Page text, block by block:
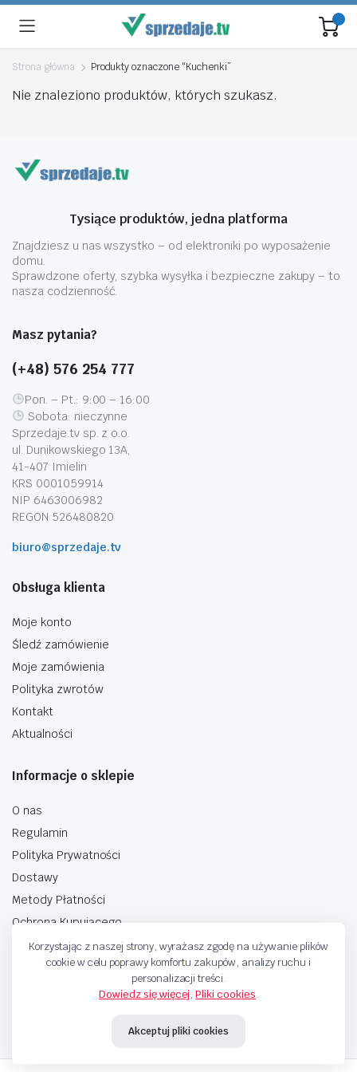
Strona główna Produkty oznaczone “Kuchenki”
Nie znaleziono produktów, których szukasz.
Tysiące produktów, jedna platforma
Znajdziesz u nas wszystko – od elektroniki po wyposażenie
domu.
Sprawdzone oferty, szybka wysyłka i bezpieczne zakupy – to
nasza codzienność.
Masz pytania?
(+48) 576 254 777
Pon. – Pt.: 9:00 – 16:00
Sobota: nieczynne
Sprzedaje.tv sp. z o.o.
ul. Dunikowskiego 13A,
41-407 Imielin
KRS 0001059914
NIP 6463006982
REGON 526480820
biuro@sprzedaje.tv
Obsługa klienta
Moje konto
Śledź zamówienie
Moje zamówienia
Polityka zwrotów
Kontakt
Aktualności
Informacje o sklepie
O nas
Regulamin
Polityka Prywatności
Dostawy
Metody Płatności
Ochrona Kupującego
Korzystając z naszej strony, wyrażasz zgodę na używanie plików
cookie w celu poprawy komfortu zakupów, analizy ruchu i
personalizacji treści.
Dowiedz się więcej,Pliki cookies.
Akceptuj pliki cookies